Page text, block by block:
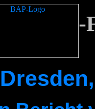
-